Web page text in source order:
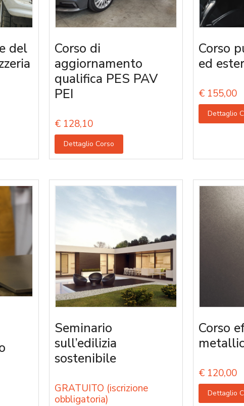
del
Corso di
aggiornamento
qualifica PES PAV
PEI
€ 128,10
Dettaglio Corso
Corso
ed
€ 155,00
Dettaglio
Seminario
sull’edilizia
sostenibile
GRATUITO (iscrizione
obbligatoria)
Corso
€ 120,00
Dettaglio